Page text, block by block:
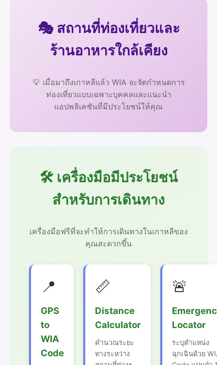
🎭 สถานที่ท่องเที่ยวและ
ร้านอาหารใกล้เคียง
💡 เมื่อมาถึงเกาหลีแล้ว WIA จะจัดกำหนดการ
ท่องเที่ยวแบบเฉพาะบุคคลและแนะนำ
แอปพลิเคชันที่มีประโยชน์ให้คุณ
🛠️ เครื่องมือมีประโยชน์
สำหรับการเดินทาง
เครื่องมือฟรีที่จะทำให้การเดินทางในเกาหลีของ
คุณสะดวกขึ้น
📍
GPS
to
WIA
Code
📏
Distance
Calculator
คำนวณระยะ
ทางระหว่าง
🚨
Locator
ระบุตำแหน่ง
ฉุกเฉินด้วย